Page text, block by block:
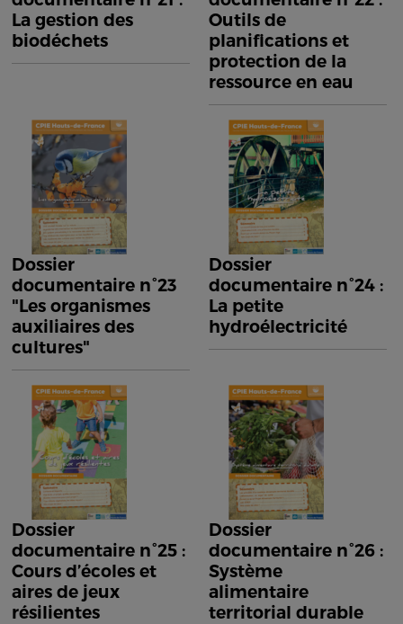
La gestion des
biodéchets
Outils de
planifications et
protection de la
ressource en eau
Dossier
documentaire n°23
"Les organismes
auxiliaires des
cultures"
Dossier
documentaire n°24 :
La petite
hydroélectricité
Dossier
documentaire n°25 :
Cours d’écoles et
aires de jeux
résilientes
Dossier
documentaire n°26 :
Système
alimentaire
territorial durable